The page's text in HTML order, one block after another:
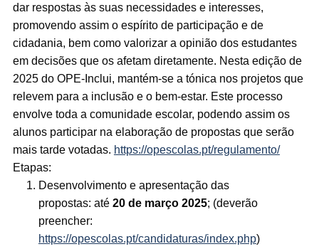
dar respostas às suas necessidades e interesses,
promovendo assim o espírito de participação e de
cidadania, bem como valorizar a opinião dos estudantes
em decisões que os afetam diretamente. Nesta edição de
2025 do OPE-Inclui, mantém-se a tónica nos projetos que
relevem para a inclusão e o bem-estar. Este processo
envolve toda a comunidade escolar, podendo assim os
alunos participar na elaboração de propostas que serão
mais tarde votadas. https://opescolas.pt/regulamento/
Etapas:
Desenvolvimento e apresentação das
propostas: até 20 de março 2025; (deverão
preencher:
https://opescolas.pt/candidaturas/index.php)